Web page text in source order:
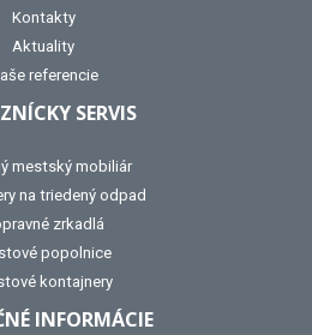
Kontakty
Aktuality
referencie
SERVIS
mestský mobiliár
na triedený odpad
zrkadlá
popolnice
kontajnery
INFORMÁCIE